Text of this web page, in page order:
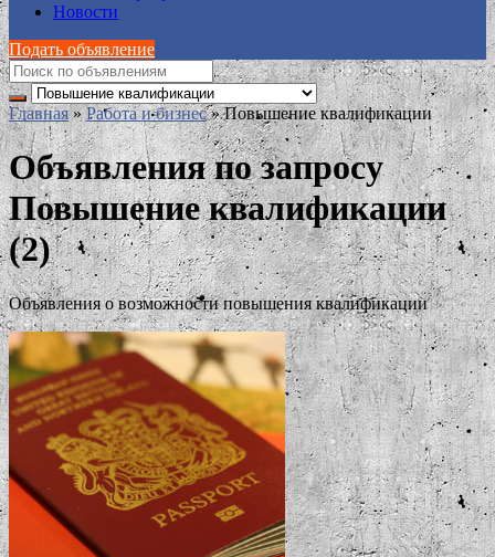
Новости
Подать объявление
Главная » Работа и бизнес » Повышение квалификации
Объявления по запросу
Повышение квалификации
(2)
Объявления о возможности повышения квалификации